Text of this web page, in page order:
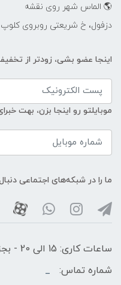
🌎 الماس شهر روی نقشه
دزفول، خ شریعتی روبروی
اینجا عضو بشی، زودتر از
موبایلتو رو اینجا بزن، بهت
ما را در شبکه‌های اجتماعی
ساعات کاری: 15 الی 20 - بجز ایام تعطیل
شماره تماس:
_